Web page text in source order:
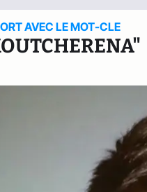
AVEC LE MOT-CLE